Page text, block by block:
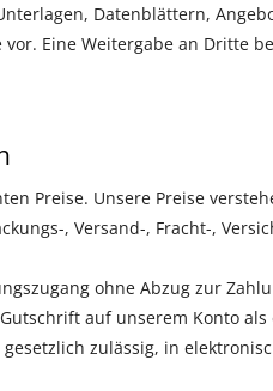
Datenblättern,
Eine Weitergabe an Dritte
Preise. Unsere Preise
, Versand-, Fracht-,
ohne Abzug zur
auf unserem Konto als
zulässig, in